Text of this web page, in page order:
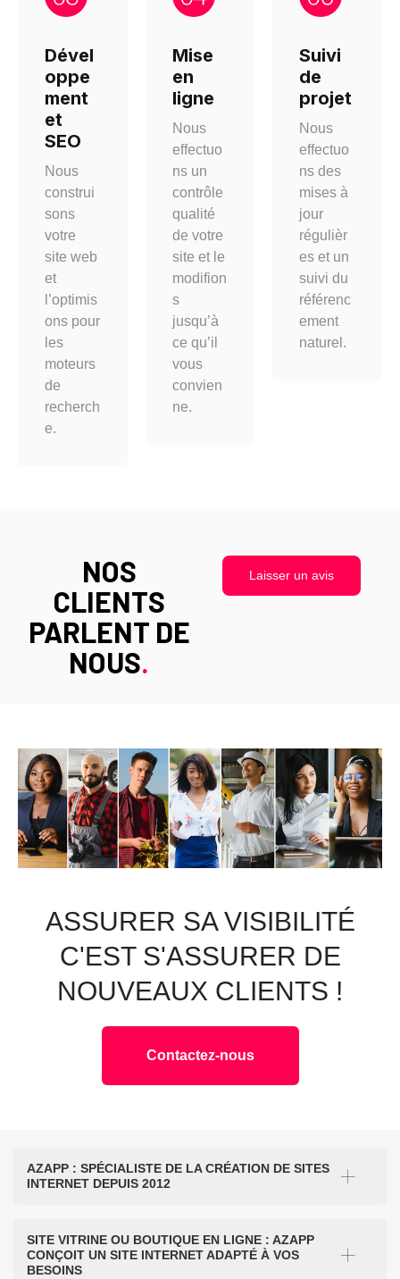
Dével
oppe
ment
et
SEO
Nous
construi
sons
votre
site web
et
l’optimis
ons pour
les
moteurs
de
recherch
e.
Mise
en
ligne
Nous
effectuo
ns un
contrôle
qualité
de votre
site et le
modifion
s
jusqu’à
ce qu’il
vous
convien
ne.
Suivi
de
projet
Nous
effectuo
ns des
mises à
jour
régulièr
es et un
suivi du
référenc
ement
naturel.
NOS
CLIENTS
PARLENT DE
NOUS.
Laisser un avis
ASSURER SA VISIBILITÉ
C'EST S'ASSURER DE
NOUVEAUX CLIENTS !
Contactez-nous
AZAPP : SPÉCIALISTE DE LA CRÉATION DE SITES
INTERNET DEPUIS 2012
SITE VITRINE OU BOUTIQUE EN LIGNE : AZAPP
CONÇOIT UN SITE INTERNET ADAPTÉ À VOS
BESOINS